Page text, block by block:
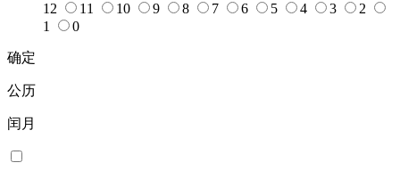
12
11 10 9 8 7 6 5 4 3
2
1
0
确定
公历
闰月